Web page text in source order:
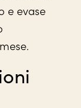
e evase